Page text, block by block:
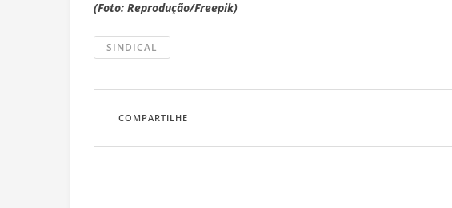
(Foto: Reprodução/Freepik)
SINDICAL
COMPARTILHE